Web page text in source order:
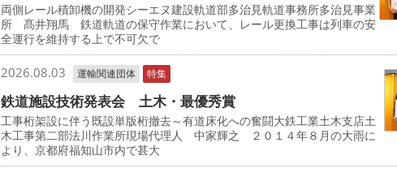
両側レール積卸機の開発シーエヌ建設軌道部多治見軌道事務所多治見事業
所 髙井翔馬 鉄道軌道の保守作業において、レール更換工事は列車の安
全運行を維持する上で不可欠で
2026.08.03 運輸関連団体 特集
鉄道施設技術発表会 土木・最優秀賞
工事桁架設に伴う既設単版桁撤去～有道床化への奮闘大鉄工業土木支店土
木工事第二部法川作業所現場代理人 中家輝之 ２０１４年８月の大雨に
より、京都府福知山市内で甚大